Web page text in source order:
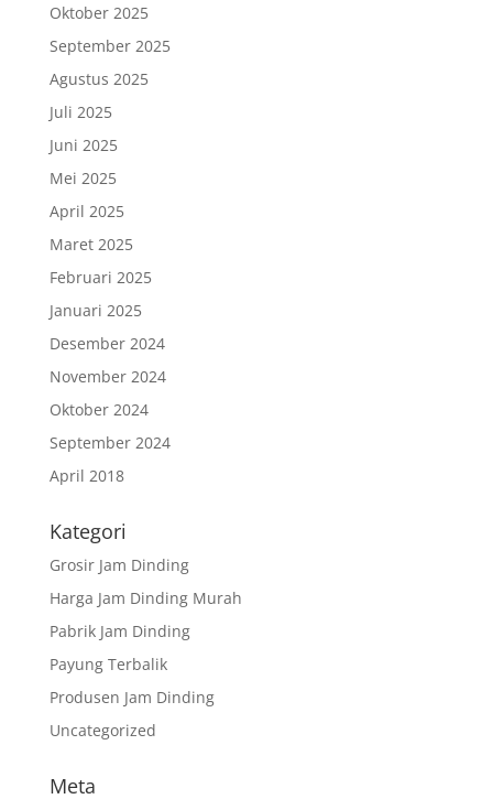
Oktober 2025
September 2025
Agustus 2025
Juli 2025
Juni 2025
Mei 2025
April 2025
Maret 2025
Februari 2025
Januari 2025
Desember 2024
November 2024
Oktober 2024
September 2024
April 2018
Kategori
Grosir Jam Dinding
Harga Jam Dinding Murah
Pabrik Jam Dinding
Payung Terbalik
Produsen Jam Dinding
Uncategorized
Meta